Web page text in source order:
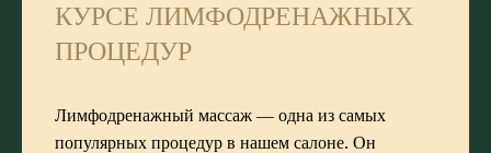
КУРСЕ ЛИМФОДРЕНАЖНЫХ
ПРОЦЕДУР
Лимфодренажный массаж — одна из самых
популярных процедур в нашем салоне. Он